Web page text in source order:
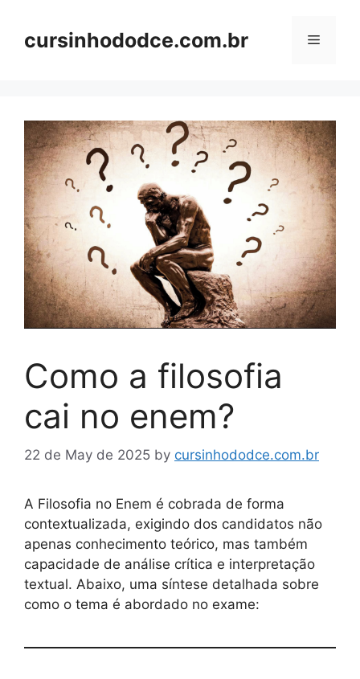
contentcursinhododce.com.br Menu
Como a filosofia
cai no enem?
22 de May de 2025 by cursinhododce.com.br
A Filosofia no Enem é cobrada de forma
contextualizada, exigindo dos candidatos não
apenas conhecimento teórico, mas também
capacidade de análise crítica e interpretação
textual. Abaixo, uma síntese detalhada sobre
como o tema é abordado no exame: